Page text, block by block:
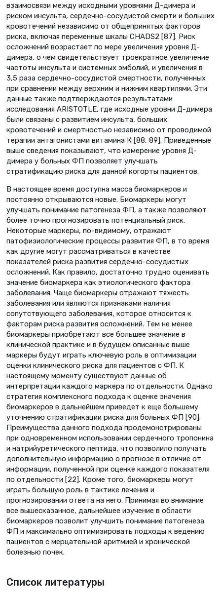
взаимосвязи между исходными уровнями Д-димера и
риском инсульта, сердечно-сосудистой смерти и больших
кровотечений независимо от общепринятых факторов
риска, включая переменные шкалы CHADS2 [87]. Риск
осложнений возрастает по мере увеличения уровня Д-
димера, о чем свидетельствует троекратное увеличение
частоты инсульта и системных эмболий, и увеличения в
3,5 раза сердечно-сосудистой смертности, полученных
при сравнении между верхним и нижним квартилями. Эти
данные также подтверждаются результатами
исследования ARISTOTLE, где исходные уровни Д-димера
были связаны с развитием инсульта, больших
кровотечений и смертностью независимо от проводимой
терапии антагонистами витамина К [88, 89]. Приведенные
выше сведения показывают, что измерение уровня Д-
димера у больных ФП позволяет улучшать
стратификацию риска для данной когорты пациентов.
В настоящее время доступна масса биомаркеров и
постоянно открываются новые. Биомаркеры могут
улучшать понимание патогенеза ФП, а также позволяют
более точно прогнозировать потенциальный риск.
Некоторые маркеры, по-видимому, отражают
патофизиологические процессы развития ФП, в то время
как другие могут рассматриваться в качестве
показателей риска развития сердечно-сосудистых
осложнений. Как правило, достаточно трудно оценивать
значение биомаркера как этиологического фактора
заболевания. Чаще биомаркеры отражают тяжесть
заболевания или являются признаками наличия
сопутствующего заболевания, которое относится к
факторам риска развития осложнений. Тем не менее
биомаркеры приобретают все большее значение в
клинической практике и в будущем описанные выше
маркеры будут играть ключевую роль в оптимизации
оценки клинического риска для пациентов с ФП. К
настоящему моменту существуют данные об
интерпретации каждого маркера по отдельности. Однако
стратегия комплексного подхода к оценке значения
биомаркеров в дальнейшем приведет к еще большему
уточнению стратификации риска для больных ФП [90].
Преимущества данного подхода продемонстрированы
при одновременном использовании сердечного тропонина
и натрийуретического пептида, что позволило получать
дополнительную информацию о прогнозе в отличие от
информации, полученной при оценке каждого показателя
по отдельности [22]. Кроме того, биомаркеры могут
играть большую роль в тактике лечения и
прогнозировании ответа на него. Принимая во внимание
все вышесказанное, дальнейшее изучение в области
биомаркеров позволит улучшить понимание патогенеза
ФП и максимально оптимизировать подходы к ведению
пациентов с мерцательной аритмией и хронической
болезнью почек.
Список литературы